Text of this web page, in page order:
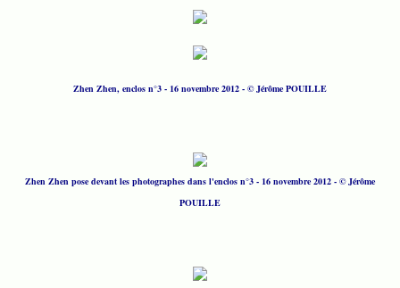
Zhen Zhen, enclos n°3 - 16 novembre 2012 - © Jérôme POUILLE
Zhen Zhen pose devant les photographes dans l'enclos n°3 - 16 novembre 2012 - © Jérôme
POUILLE